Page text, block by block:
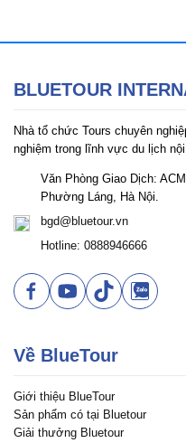
BLUETOUR
Nhà tổ chức Tours chuyên
nghiệm trong lĩnh vực du lịch
Văn Phòng Giao Dịch:
Phường Láng, Hà Nội.
bgd@bluetour.vn
Hotline: 0888946666
Về BlueTour
Giới thiệu BlueTour
Sản phẩm có tại Bluetour
Giải thưởng Bluetour